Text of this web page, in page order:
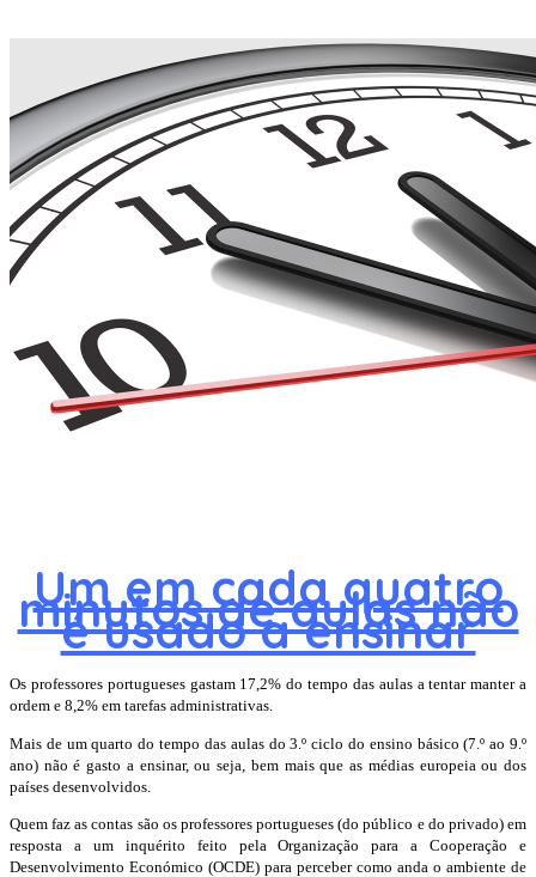
Um em cada quatro
minutos de aulas não
é usado a ensinar
Os professores portugueses gastam 17,2% do tempo das aulas a tentar manter a
ordem e 8,2% em tarefas administrativas.
Mais de um quarto do tempo das aulas do 3.º ciclo do ensino básico (7.º ao 9.º
ano) não é gasto a ensinar, ou seja, bem mais que as médias europeia ou dos
países desenvolvidos.
Quem faz as contas são os professores portugueses (do público e do privado) em
resposta a um inquérito feito pela Organização para a Cooperação e
Desenvolvimento Económico (OCDE) para perceber como anda o ambiente de